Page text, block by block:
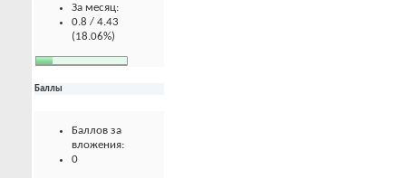
За месяц:
0.8 / 4.43
(18.06%)
Баллы
Баллов за
вложения:
0